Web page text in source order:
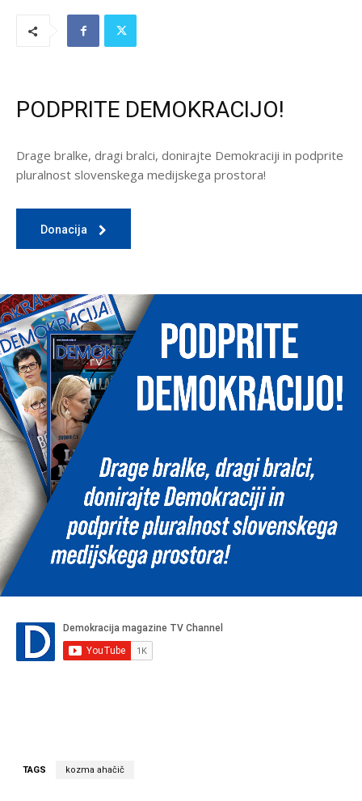
PODPRITE DEMOKRACIJO!
Drage bralke, dragi bralci, donirajte Demokraciji in podprite
pluralnost slovenskega medijskega prostora!
Donacija
TAGS kozma ahačič